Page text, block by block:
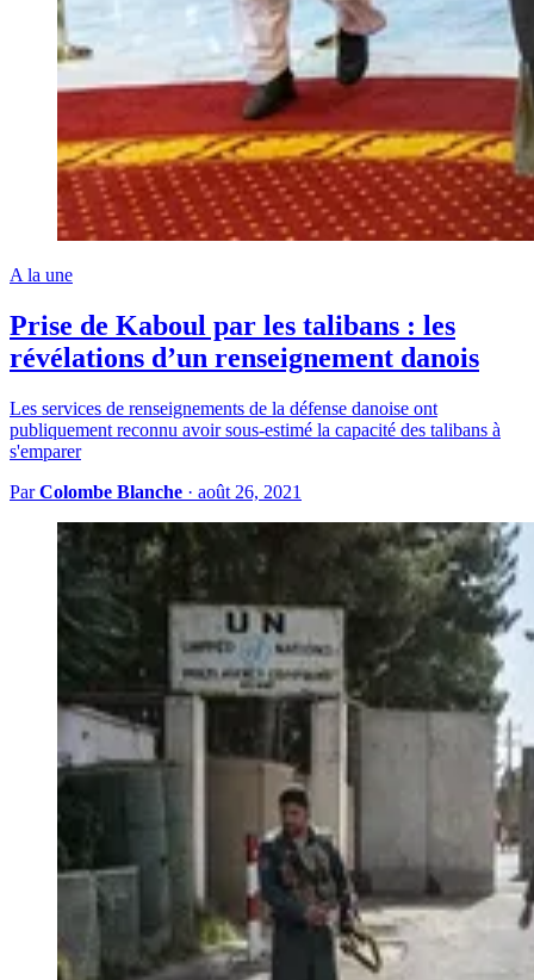
A la une
Prise de Kaboul par les talibans : les
révélations d’un renseignement danois
Les services de renseignements de la défense danoise ont
publiquement reconnu avoir sous-estimé la capacité des talibans à
s'emparer
ParColombe Blanche · août 26, 2021